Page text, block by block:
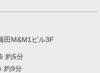
田M&M1ビル3F
約5分
約9分